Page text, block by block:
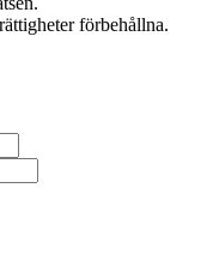
förbehållna.